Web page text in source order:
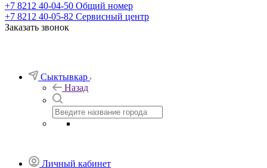
+7 8212 40-04-50 Общий номер
+7 8212 40-05-82 Сервисный центр
Заказать звонок
Сыктывкар
Назад
Личный кабинет